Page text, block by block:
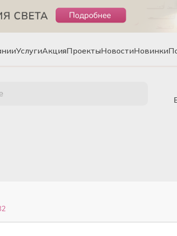
УслугиАкцияПроектыНовостиНовинки